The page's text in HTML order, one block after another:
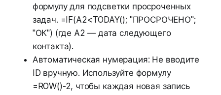
формулу для подсветки просроченных
задач. =IF(A2<TODAY(); "ПРОСРОЧЕНО";
"ОК") (где A2 — дата следующего
контакта).
Автоматическая нумерация: Не вводите
ID вручную. Используйте формулу
=ROW()-2, чтобы каждая новая запись